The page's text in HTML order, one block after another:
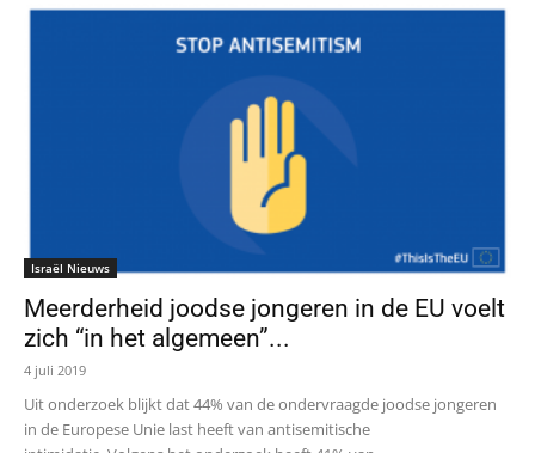
Israël Nieuws
Meerderheid joodse jongeren in de EU voelt
zich “in het algemeen”...
4 juli 2019
Uit onderzoek blijkt dat 44% van de ondervraagde joodse jongeren
in de Europese Unie last heeft van antisemitische